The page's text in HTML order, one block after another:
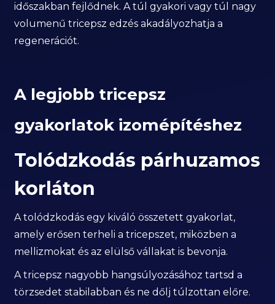
időszakban fejlődnek. A túl gyakori vagy túl nagy
volumenű tricepsz edzés akadályozhatja a
regenerációt.
A legjobb tricepsz
gyakorlatok izomépítéshez
Tolódzkodás párhuzamos
korláton
A tolódzkodás egy kiváló összetett gyakorlat,
amely erősen terheli a tricepszet, miközben a
mellizmokat és az elülső vállakat is bevonja.
A tricepsz nagyobb hangsúlyozásához tartsd a
törzsedet stabilabban és ne dőlj túlzottan előre.